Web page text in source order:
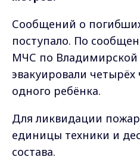
Сообщений о
поступало. По
МЧС по Владимирской
эвакуировали четырёх
одного ребёнка.
Для ликвидации
единицы техники и
состава.